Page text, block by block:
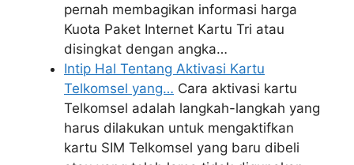
pernah membagikan informasi harga
Kuota Paket Internet Kartu Tri atau
disingkat dengan angka…
Intip Hal Tentang Aktivasi Kartu
Telkomsel yang… Cara aktivasi kartu
Telkomsel adalah langkah-langkah yang
harus dilakukan untuk mengaktifkan
kartu SIM Telkomsel yang baru dibeli